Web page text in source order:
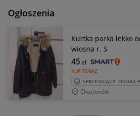
Ogłoszenia
Kurtka parka lekko
wiosna r. S
KUP TERAZ
45zł
SPRZEDAJĄCY: OSOBA
Chocianów